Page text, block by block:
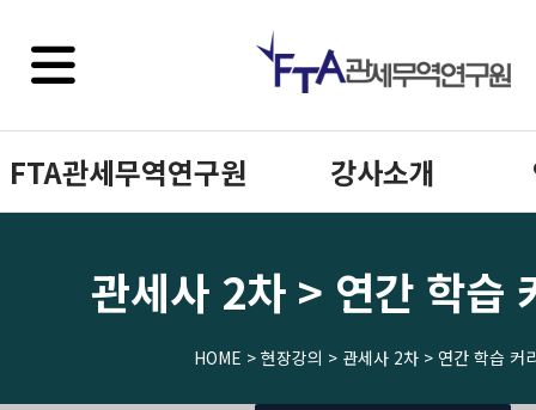
FTA관세무역연구원 강사소개
관세사 2차 > 연간 학습
HOME > 현장강의 > 관세사 2차 > 연간 학습 커